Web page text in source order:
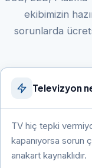
ekibimizin
sorunlarda
Televizyon
TV hiç tepki
kapanıyorsa sorun
anakart kaynaklıdır.